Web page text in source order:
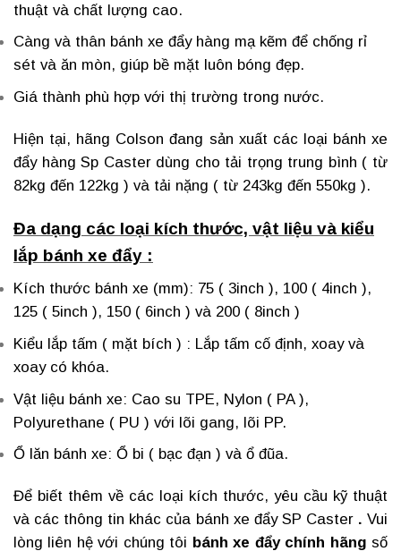
thuật và chất lượng cao.
Càng và thân bánh xe đẩy hàng mạ kẽm để chống rỉ
sét và ăn mòn, giúp bề mặt luôn bóng đẹp.
Giá thành phù hợp với thị trường trong nước.
Hiện tại, hãng Colson đang sản xuất các loại bánh xe
đẩy hàng Sp Caster dùng cho tải trọng trung bình ( từ
82kg đến 122kg ) và tải nặng ( từ 243kg đến 550kg ).
Đa dạng các loại kích thước, vật liệu và kiểu
lắp bánh xe đẩy :
Kích thước bánh xe (mm): 75 ( 3inch ), 100 ( 4inch ),
125 ( 5inch ), 150 ( 6inch ) và 200 ( 8inch )
Kiểu lắp tấm ( mặt bích ) : Lắp tấm cố định, xoay và
xoay có khóa.
Vật liệu bánh xe: Cao su TPE, Nylon ( PA ),
Polyurethane ( PU ) với lõi gang, lõi PP.
Ổ lăn bánh xe: Ổ bi ( bạc đạn ) và ổ đũa.
Để biết thêm về các loại kích thước, yêu cầu kỹ thuật
và các thông tin khác của bánh xe đẩy SP Caster. Vui
lòng liên hệ với chúng tôi bánh xe đẩy chính hãng số